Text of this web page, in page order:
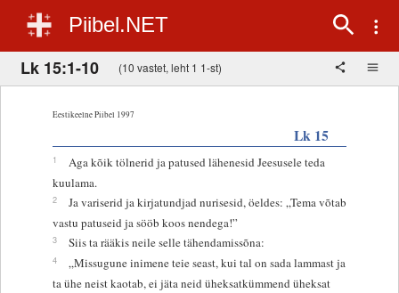
Piibel.NET
Lk 15:1-10 (10 vastet, leht 1 1-st)
Eestikeelne Piibel 1997
Lk 15
1
Aga kõik tölnerid ja patused lähenesid Jeesusele teda
kuulama.
2
Ja variserid ja kirjatundjad nurisesid, öeldes: „Tema võtab
vastu patuseid ja sööb koos nendega!”
3 Siis ta rääkis neile selle tähendamissõna:
4
„Missugune inimene teie seast, kui tal on sada lammast ja
ta ühe neist kaotab, ei jäta neid üheksatkümmend üheksat